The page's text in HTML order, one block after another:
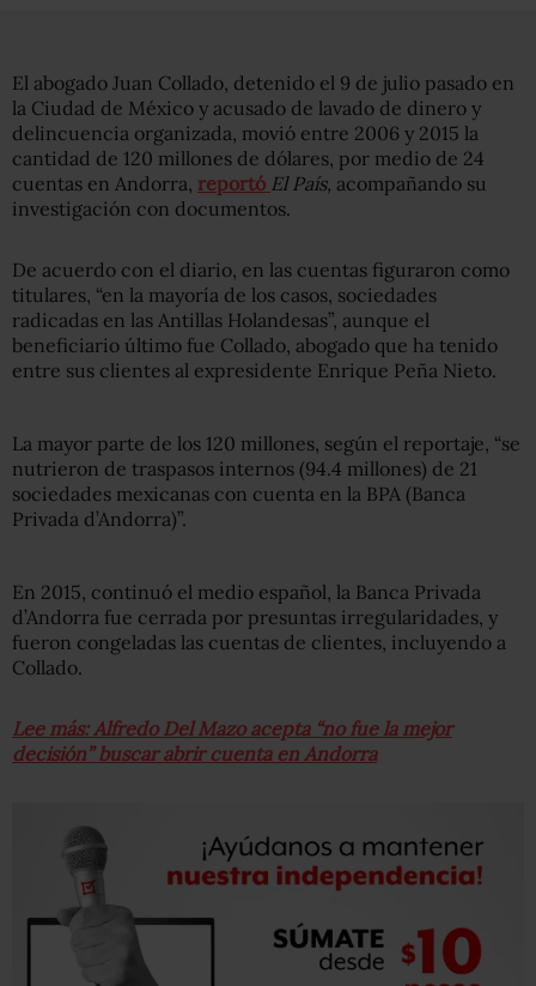
El abogado Juan Collado, detenido el 9 de julio pasado en
la Ciudad de México y acusado de lavado de dinero y
delincuencia organizada, movió entre 2006 y 2015 la
cantidad de 120 millones de dólares, por medio de 24
cuentas en Andorra, reportó El País, acompañando su
investigación con documentos.
De acuerdo con el diario, en las cuentas figuraron como
titulares, “en la mayoría de los casos, sociedades
radicadas en las Antillas Holandesas”, aunque el
beneficiario último fue Collado, abogado que ha tenido
entre sus clientes al expresidente Enrique Peña Nieto.
La mayor parte de los 120 millones, según el reportaje, “se
nutrieron de traspasos internos (94.4 millones) de 21
sociedades mexicanas con cuenta en la BPA (Banca
Privada d’Andorra)”.
En 2015, continuó el medio español, la Banca Privada
d’Andorra fue cerrada por presuntas irregularidades, y
fueron congeladas las cuentas de clientes, incluyendo a
Collado.
Lee más: Alfredo Del Mazo acepta “no fue la mejor
decisión” buscar abrir cuenta en Andorra